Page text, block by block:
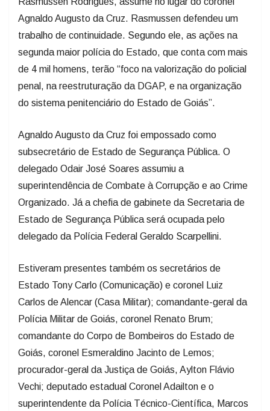
Agnaldo Augusto da Cruz. Rasmussen defendeu um
trabalho de continuidade. Segundo ele, as ações na
segunda maior polícia do Estado, que conta com mais
de 4 mil homens, terão “foco na valorização do policial
penal, na reestruturação da DGAP, e na organização
do sistema penitenciário do Estado de Goiás”.
Agnaldo Augusto da Cruz foi empossado como
subsecretário de Estado de Segurança Pública. O
delegado Odair José Soares assumiu a
superintendência de Combate à Corrupção e ao Crime
Organizado. Já a chefia de gabinete da Secretaria de
Estado de Segurança Pública será ocupada pelo
delegado da Polícia Federal Geraldo Scarpellini.
Estiveram presentes também os secretários de
Estado Tony Carlo (Comunicação) e coronel Luiz
Carlos de Alencar (Casa Militar); comandante-geral da
Polícia Militar de Goiás, coronel Renato Brum;
comandante do Corpo de Bombeiros do Estado de
Goiás, coronel Esmeraldino Jacinto de Lemos;
procurador-geral da Justiça de Goiás, Aylton Flávio
Vechi; deputado estadual Coronel Adailton e o
superintendente da Polícia Técnico-Científica, Marcos